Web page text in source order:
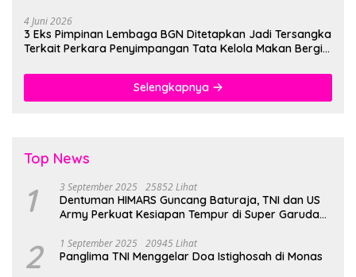
4 Juni 2026
3 Eks Pimpinan Lembaga BGN Ditetapkan Jadi Tersangka
Terkait Perkara Penyimpangan Tata Kelola Makan Bergizi
Selengkapnya
Top News
1 3 September 2025 25852 Lihat
Dentuman HIMARS Guncang Baturaja, TNI dan US
Army Perkuat Kesiapan Tempur di Super Garuda
2 1 September 2025 20945 Lihat
Panglima TNI Menggelar Doa Istighosah di Monas